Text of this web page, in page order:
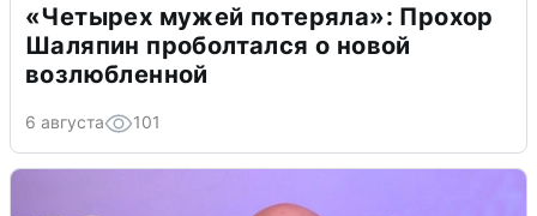
«Четырех мужей потеряла»: Прохор
Шаляпин проболтался о новой
возлюбленной
6 августа 101